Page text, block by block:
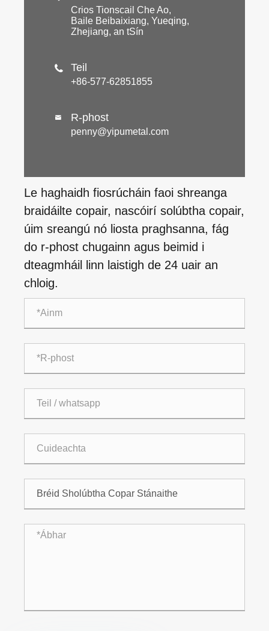
Crios Tionscail Che Ao,
Baile Beibaixiang, Yueqing,
Zhejiang, an tSín
 Teil
+86-577-62851855
 R-phost
penny@yipumetal.com
Le haghaidh fiosrúcháin faoi shreanga
braidáilte copair, nascóirí solúbtha copair,
úim sreangú nó liosta praghsanna, fág
do r-phost chugainn agus beimid i
dteagmháil linn laistigh de 24 uair an
chloig.